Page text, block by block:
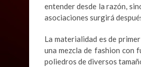
entender desde la razón,
asociaciones surgirá
La materialidad es de
una mezcla de fashion con
poliedros de diversos